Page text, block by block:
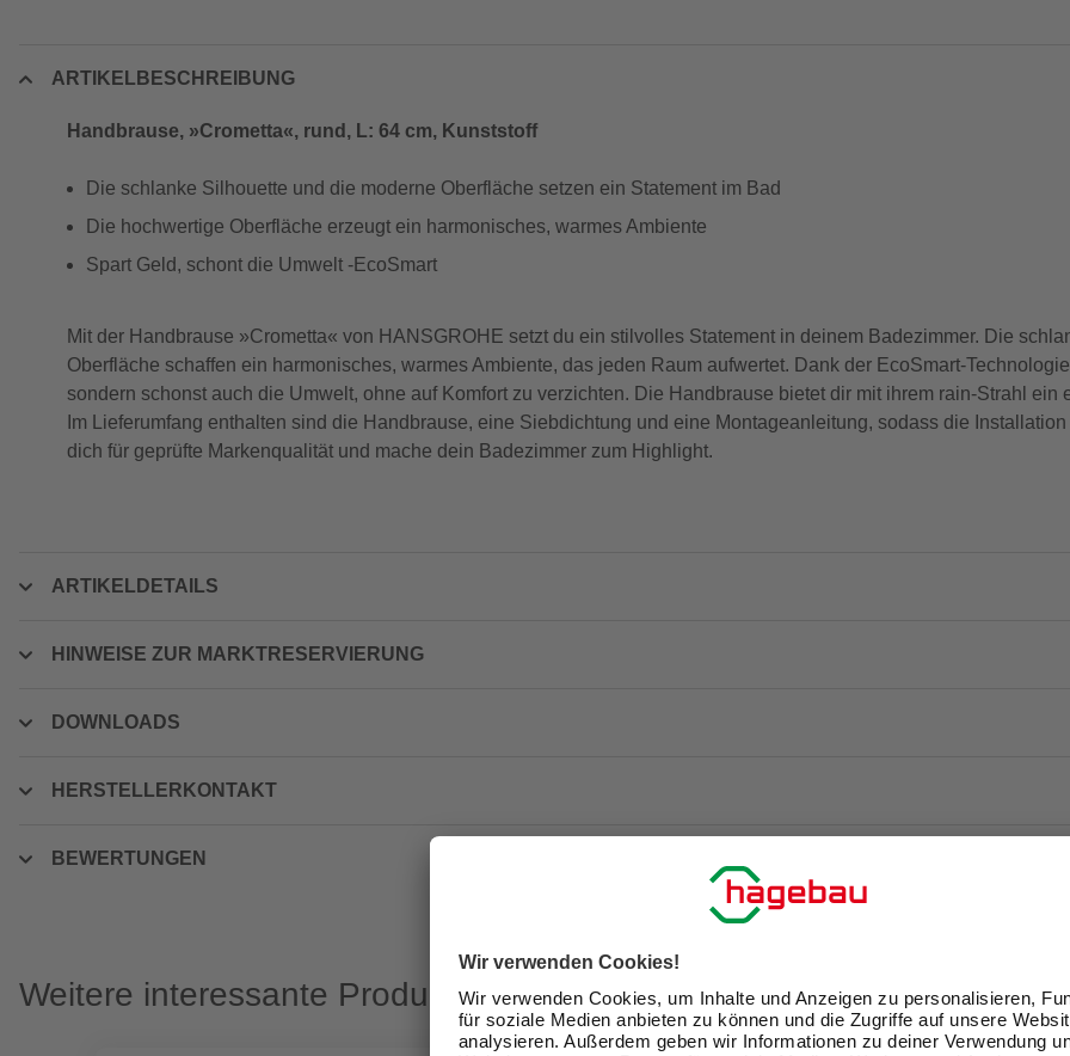
ARTIKELBESCHREIBUNG
Handbrause, »Crometta«, rund, L: 64 cm, Kunststoff
Die schlanke Silhouette und die moderne Oberfläche setzen ein Statement im Bad
Die hochwertige Oberfläche erzeugt ein harmonisches, warmes Ambiente
Spart Geld, schont die Umwelt -EcoSmart
Mit der Handbrause »Crometta« von HANSGROHE setzt du ein stilvolles Statement in deinem Badezimmer. Die
Oberfläche schaffen ein harmonisches, warmes Ambiente, das jeden Raum aufwertet. Dank der EcoSmart-
sondern schonst auch die Umwelt, ohne auf Komfort zu verzichten. Die Handbrause bietet dir mit ihrem rain-Strahl ein
Im Lieferumfang enthalten sind die Handbrause, eine Siebdichtung und eine Montageanleitung, sodass die
dich für geprüfte Markenqualität und mache dein Badezimmer zum Highlight.
ARTIKELDETAILS
HINWEISE ZUR MARKTRESERVIERUNG
DOWNLOADS
HERSTELLERKONTAKT
BEWERTUNGEN
Weitere interessante Produkte